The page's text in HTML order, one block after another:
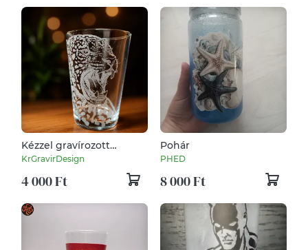
Kézzel gravírozott
leopárd mintás
üvegpohár (300 ml) –
Kr.GravirDesign
KrGravirDesign
4 000 Ft
Pohár
PHED
8 000 Ft